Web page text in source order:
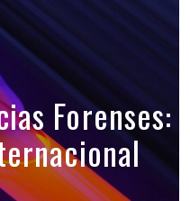
Forenses: